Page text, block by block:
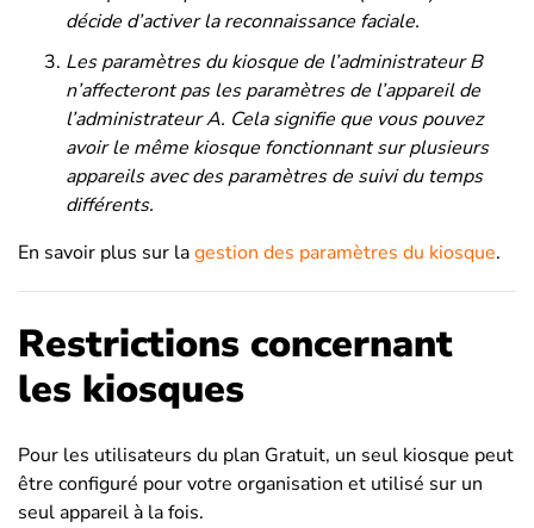
décide d’activer la reconnaissance faciale.
Les paramètres du kiosque de l’administrateur B
n’affecteront pas les paramètres de l’appareil de
l’administrateur A. Cela signifie que vous pouvez
avoir le même kiosque fonctionnant sur plusieurs
appareils avec des paramètres de suivi du temps
différents.
En savoir plus sur lagestion des paramètres du kiosque.
Restrictions concernant
les kiosques
Pour les utilisateurs du plan Gratuit, un seul kiosque peut
être configuré pour votre organisation et utilisé sur un
seul appareil à la fois.